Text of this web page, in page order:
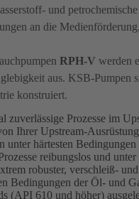
und
an die
RPH-V werden
aus. KSB-Pumpen
konstruiert.
zuverlässige Prozesse im
Ihrer Upstream-
unter härtesten
reibungslos und
robuster, verschleiß-
Bedingungen der Öl- und
(API 610 und höher)